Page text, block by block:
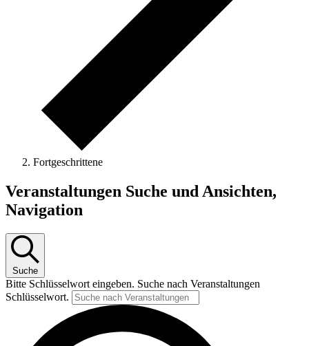
Fortgeschrittene
Veranstaltungen Suche und Ansichten,
Navigation
Suche
Bitte Schlüsselwort eingeben. Suche nach Veranstaltungen
Schlüsselwort.